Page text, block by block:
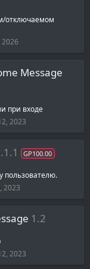
отключаемом
2026
Message
при входе
2023
GP100.00
пользователю.
2023
1.2
2023